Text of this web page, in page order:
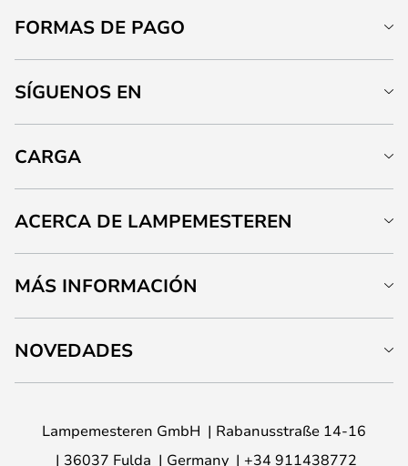
FORMAS DE PAGO
SÍGUENOS EN
CARGA
ACERCA DE LAMPEMESTEREN
MÁS INFORMACIÓN
NOVEDADES
Lampemesteren GmbH
Rabanusstraße 14-16
36037 Fulda
Germany +34 911438772